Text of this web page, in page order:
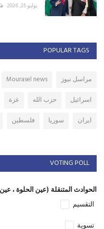
يوليو 25, 2026
POPULAR TAGS
مراسل نيوز Mourasel news
اسرائيل
حزب الله غزة
ايران
سوريا فلسطين
VOTING POLL
الحوادث المتنقلة (عين الحلوة ،
التقسيم
تسوية